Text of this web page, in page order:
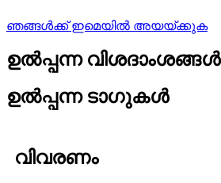
ഞങ്ങൾക്ക് ഇമെയിൽ അയയ്ക്കുക
ഉൽപ്പന്ന വിശദാംശങ്ങൾ
ഉൽപ്പന്ന ടാഗുകൾ
വിവരണം